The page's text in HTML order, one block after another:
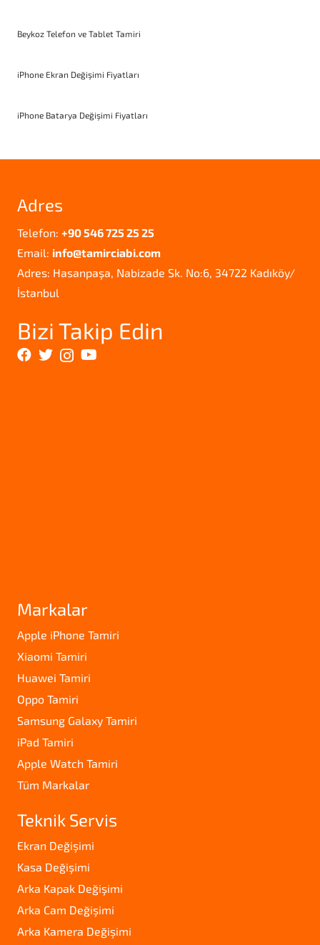
Beykoz Telefon ve Tablet Tamiri
iPhone Ekran Değişimi Fiyatları
iPhone Batarya Değişimi Fiyatları
Adres
Telefon: +90 546 725 25 25
Email: info@tamirciabi.com
Adres: Hasanpaşa, Nabizade Sk. No:6, 34722 Kadıköy/
İstanbul
Bizi Takip Edin
Markalar
Apple iPhone Tamiri
Xiaomi Tamiri
Huawei Tamiri
Oppo Tamiri
Samsung Galaxy Tamiri
iPad Tamiri
Apple Watch Tamiri
Tüm Markalar
Teknik Servis
Ekran Değişimi
Kasa Değişimi
Arka Kapak Değişimi
Arka Cam Değişimi
Arka Kamera Değişimi